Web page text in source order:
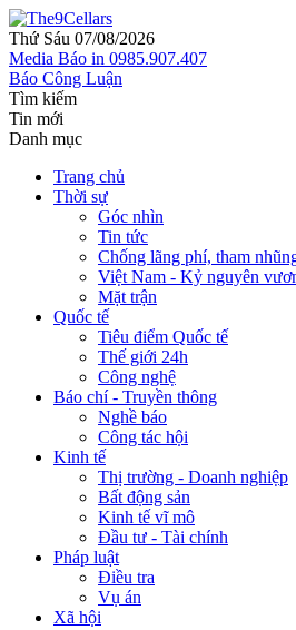
Thứ Sáu 07/08/2026
Media Báo in 0985.907.407
Báo Công Luận
Tìm kiếm
Tin mới
Danh mục
Trang chủ
Thời sự
Góc nhìn
Tin tức
Chống lãng phí, tham
Việt Nam - Kỷ nguyên
Mặt trận
Quốc tế
Tiêu điểm Quốc tế
Thế giới 24h
Công nghệ
Báo chí - Truyền thông
Nghề báo
Công tác hội
Kinh tế
Thị trường - Doanh nghiệp
Bất động sản
Kinh tế vĩ mô
Đầu tư - Tài chính
Pháp luật
Điều tra
Vụ án
Xã hội